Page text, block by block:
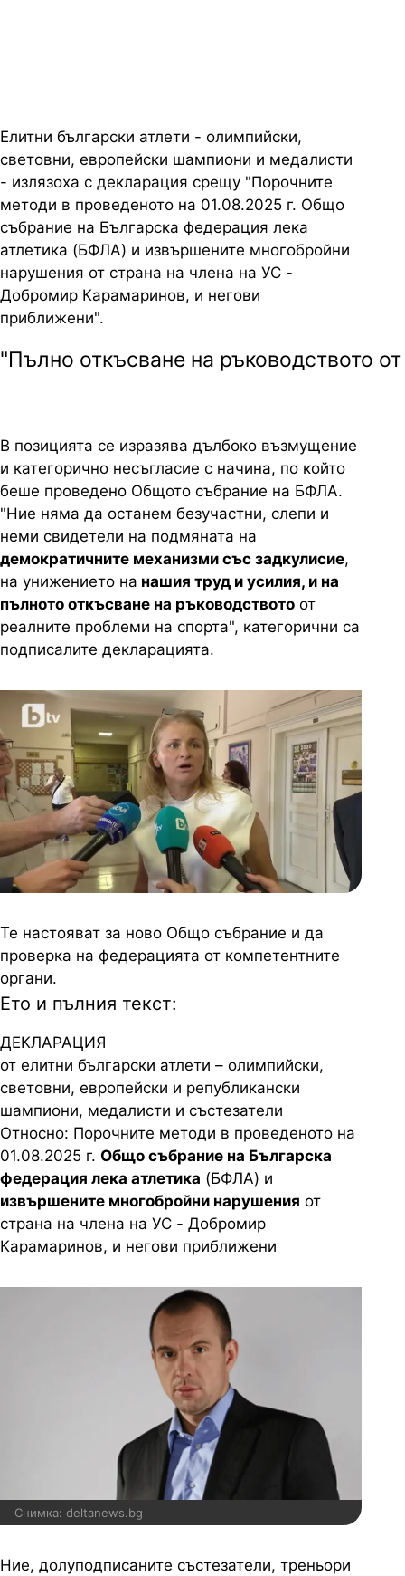
Елитни български атлети - олимпийски,
световни, европейски шампиони и медалисти
- излязоха с декларация срещу "Порочните
методи в проведеното на 01.08.2025 г. Общо
събрание на Българска федерация лека
атлетика (БФЛА) и извършените многобройни
нарушения от страна на члена на УС -
Добромир Карамаринов, и негови
приближени".
"Пълно откъсване на ръководството от
В позицията се изразява дълбоко възмущение
и категорично несъгласие с начина, по който
беше проведено Общото събрание на БФЛА.
"Ние няма да останем безучастни, слепи и
неми свидетели на подмяната на
демократичните механизми със задкулисие,
на унижението на нашия труд и усилия, и на
пълното откъсване на ръководството от
реалните проблеми на спорта", категорични са
подписалите декларацията.
Те настояват за ново Общо събрание и да
проверка на федерацията от компетентните
органи.
Ето и пълния текст:
ДЕКЛАРАЦИЯ
от елитни български атлети – олимпийски,
световни, европейски и републикански
шампиони, медалисти и състезатели
Относно: Порочните методи в проведеното на
01.08.2025 г. Общо събрание на Българска
федерация лека атлетика (БФЛА) и
извършените многобройни нарушения от
страна на члена на УС - Добромир
Карамаринов, и негови приближени
Снимка: deltanews.bg
Ние, долуподписаните състезатели, треньори